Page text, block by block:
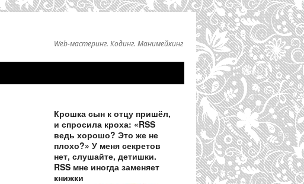
Web-мастеринг. Кодинг. Манимейкинг
Крошка сын к отцу пришёл,
и спросила кроха: «RSS
ведь хорошо? Это же не
плохо?» У меня секретов
нет, слушайте, детишки.
RSS мне иногда заменяет
книжки